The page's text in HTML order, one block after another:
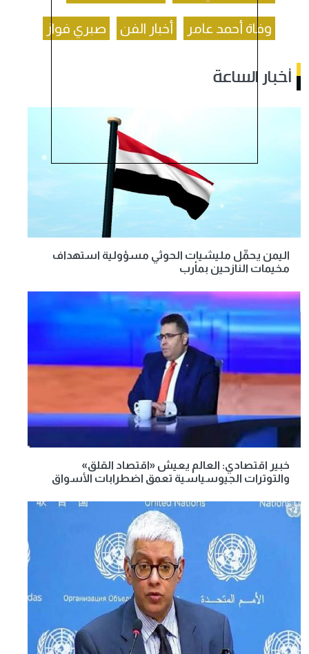
وفاة أحمد عامر أخبار الفن صبري فواز
أخبار الساعة
اليمن يحمِّل مليشيات الحوثي مسؤولية استهداف
مخيمات النازحين بمأرب
خبير اقتصادي: العالم يعيش «اقتصاد القلق»
والتوترات الجيوسياسية تعمق اضطرابات الأسواق